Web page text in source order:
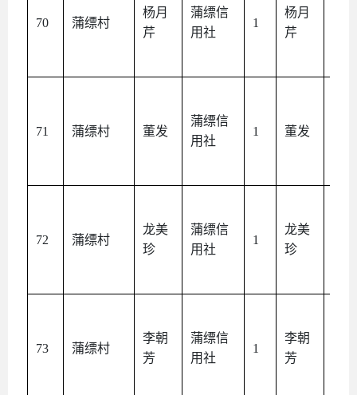
70 蒲缥村
杨月
芹
蒲缥信
用社
1
杨月
芹
71 蒲缥村 董发
蒲缥信
用社
1 董发
72 蒲缥村
龙美
珍
蒲缥信
用社
1
龙美
珍
73 蒲缥村
李朝
芳
蒲缥信
用社
1
李朝
芳